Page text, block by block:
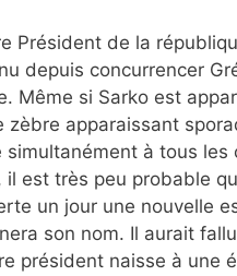
Président de la
depuis concurrencer
Même si Sarko est
zèbre apparaissant
simultanément à tous les
il est très peu probable
un jour une nouvelle
son nom. Il aurait
président naisse à une